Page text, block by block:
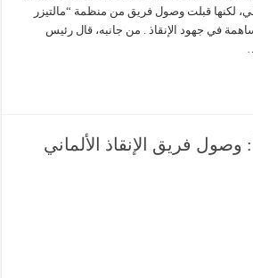
لكنها قبلت وصول فريق من منظمة “مالتيزر
في جهود الإنقاذ . من جانبه، قال رئيس
وصول فريق الإنقاذ الألماني